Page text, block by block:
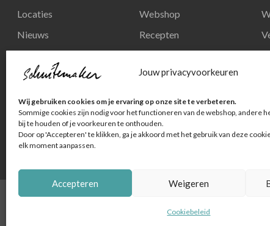
Jouw privacyvoorkeuren
Wij gebruiken cookies om je ervaring op onze site te verbeteren.
Sommige cookies zijn nodig voor het functioneren van de webshop, andere
bij te houden of je voorkeuren te onthouden.
Door op 'Accepteren' te klikken, ga je akkoord met het gebruik van deze
elk moment aanpassen.
Accepteren Weigeren
Cookiebeleid
Locaties
Nieuws
Contact
Privacy en
persoonsgegevens
Webshop
Recepten
© Schuitemaker